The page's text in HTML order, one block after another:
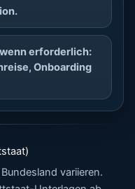
erforderlich:
Onboarding
variieren.